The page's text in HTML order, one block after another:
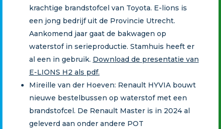
krachtige brandstofcel van Toyota. E-lions is
een jong bedrijf uit de Provincie Utrecht.
Aankomend jaar gaat de bakwagen op
waterstof in serieproductie. Stamhuis heeft er
al een in gebruik. Download de presentatie van
E-LIONS H2 als pdf.
Mireille van der Hoeven: Renault HYVIA bouwt
nieuwe bestelbussen op waterstof met een
brandstofcel. De Renault Master is in 2024 al
geleverd aan onder andere POT